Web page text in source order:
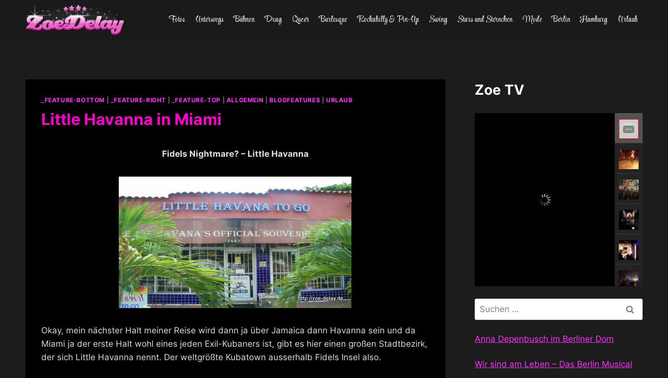
springen
Fotos Unterwegs Bühnen Drag Queer Burlesque Rockabilly & Pin-Up Swing Stars und Sternchen Mode Berlin Hamburg Urlaub
_FEATURE-BOTTOM _FEATURE-RIGHT _FEATURE-TOP ALLGEMEIN BLOGFEATURES URLAUB
Little Havanna in Miami
Fidels Nightmare? – Little Havanna
Okay, mein nächster Halt meiner Reise wird dann ja über Jamaica dann Havanna sein und da
Miami ja der erste Halt wohl eines jeden Exil-Kubaners ist, gibt es hier einen großen Stadtbezirk,
der sich Little Havanna nennt. Der weltgrößte Kubatown ausserhalb Fidels Insel also.
Zoe TV
Suchen
nach:
Anna Depenbusch im Berliner Dom
Wir sind am Leben – Das Berlin Musical